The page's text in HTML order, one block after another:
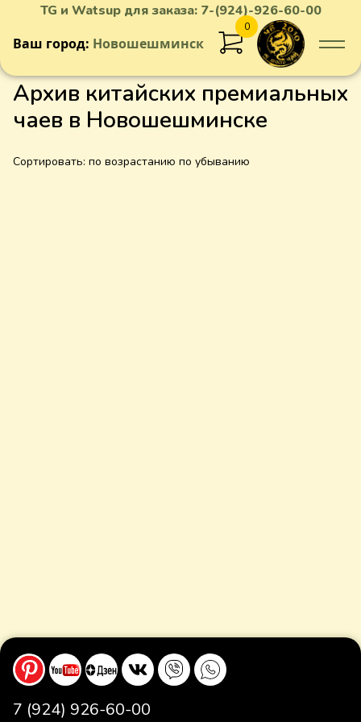
TG и Watsup для заказа: 7-(924)-926-60-00
Ваш город: Новошешминск
0
Архив китайских премиальных
чаев в Новошешминске
Сортировать: по возрастанию по убыванию
7 (924) 926-60-00